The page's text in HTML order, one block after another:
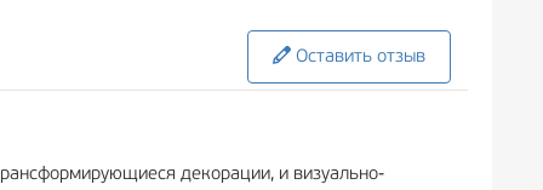
Оставить отзыв
декорации, и визуально-